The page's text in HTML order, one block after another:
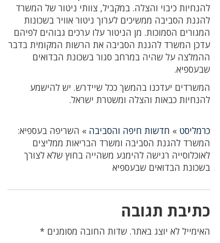
להנחיות כיבוי והצלה. במקביל, צוותי ניטור של המשרד
להגנת הסביבה ממשיכים לערוך ניטור אוויר בשכונות
המגורים הסמוכות. מן הניטור עלו ערכים גבוהים לפיהם
עדכן המשרד להגנת הסביבה את הרשות המקומית בדבר
ההמלצה על שהיה במרחב סגור בשכונת הבדואים
שבעספיא.
המשרדים יעדכנו בהמשך ככל שיידרש. יש להישמע
להנחיות כבאות והצלה ומשטרת ישראל.
כרמליסט » חדשות חיפה והסביבה » השריפה בעספיא:
המשרד להגנת הסביבה ומשרד הבריאות ממליצים
לאוכלוסייה רגישה להימנע משהייה בחוץ שלא לצורך
בשכונת הבדואים שבעספיא
כתיבת תגובה
האימייל לא יוצג באתר. שדות החובה מסומנים *